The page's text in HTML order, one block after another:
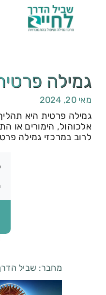
גמילה
מאי 20, 2024
גמילה פרטית היא
אלכוהול, הימורים או
לרוב במרכזי גמילה
מחבר: שביל